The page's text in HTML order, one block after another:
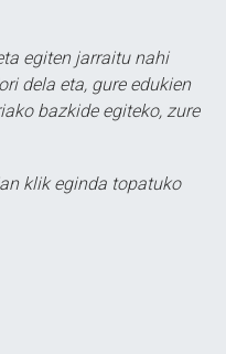
egiten jarraitu nahi
dela eta, gure edukien
bazkide egiteko, zure
klik eginda topatuko